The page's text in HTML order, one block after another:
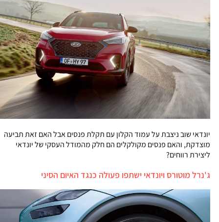
יונדאי שוב ניצבת על עמוד הקלון עם תקלת פנסים אבל האם זאת תביעה
מוצדקת, והאם פנסים מקולקלים הם חלק מהמודל העסקי של יונדאי
ליצירת רווחים?
ג'נרל מוטורס ויונדאי ישתפו פעולה כנגד האיום הסיני